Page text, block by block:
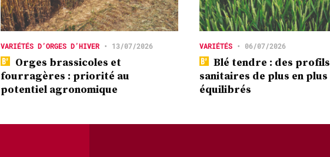
VARIÉTÉS D’ORGES D’HIVER • 13/07/2026
Orges brassicoles et
fourragères : priorité au
potentiel agronomique
VARIÉTÉS • 06/07/2026
Blé tendre : des profils
sanitaires de plus en plus
équilibrés